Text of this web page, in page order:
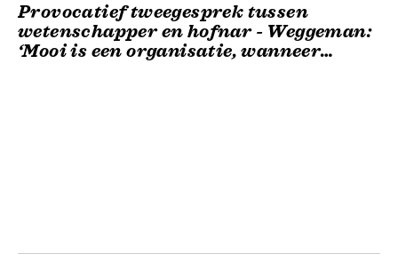
Provocatief tweegesprek tussen
wetenschapper en hofnar - Weggeman:
‘Mooi is een organisatie, wanneer